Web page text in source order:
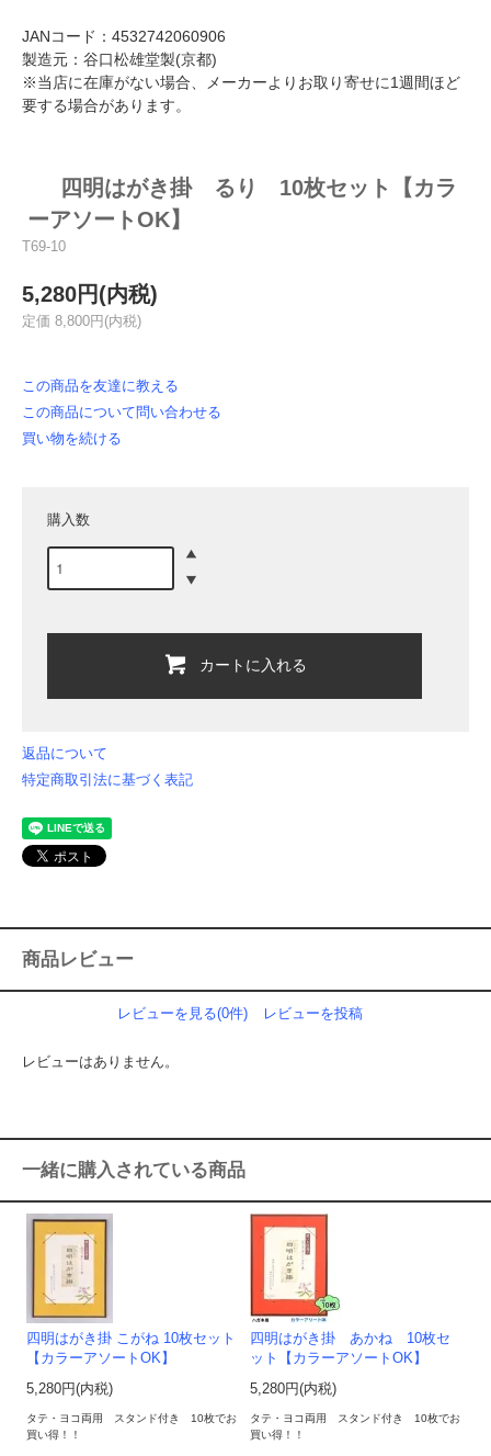
JANコード：4532742060906
製造元：谷口松雄堂製(京都)
※当店に在庫がない場合、メーカーよりお取り寄せに1週間ほど
要する場合があります。
四明はがき掛 るり 10枚セット【カラ
ーアソートOK】
T69-10
5,280円(内税)
定価 8,800円(内税)
この商品を友達に教える
この商品について問い合わせる
買い物を続ける
購入数
カートに入れる
返品について
特定商取引法に基づく表記
商品レビュー
レビューを見る(0件) レビューを投稿
レビューはありません。
一緒に購入されている商品
四明はがき掛 こがね 10枚セット
【カラーアソートOK】
5,280円(内税)
タテ・ヨコ両用 スタンド付き 10枚でお
買い得！！
四明はがき掛 あかね 10枚セ
ット【カラーアソートOK】
5,280円(内税)
タテ・ヨコ両用 スタンド付き 10枚でお
買い得！！